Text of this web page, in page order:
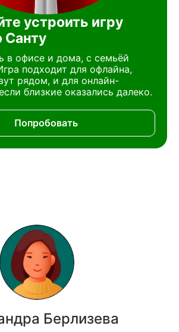
устроить игру
Санту
в офисе и дома, с семьёй
подходит для офлайна,
рядом, и для онлайн-
близкие оказались далеко.
Попробовать
Берлизева